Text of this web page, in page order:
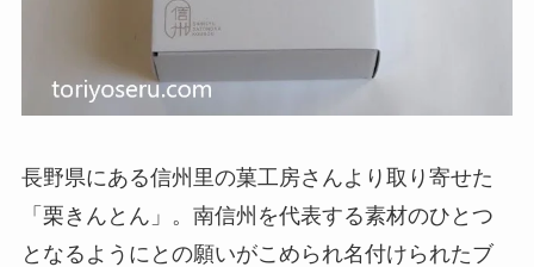
長野県にある信州里の菓工房さんより取り寄せた
「栗きんとん」。南信州を代表する素材のひとつ
となるようにとの願いがこめられ名付けられたブ